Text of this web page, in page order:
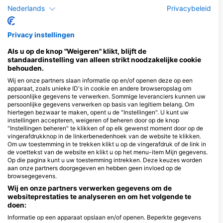
Duikcentra die deze duiklocatie
verzorgen
LA TORTUE DIVE CENTER
Masaplod Norte, dauin, 6217 Dauin,
Silver Reef Dive Resort
KM 21 National Highway, 6217
Dauin, Negros - Filippijn
KIM’S DIVE REORT
Masaplud, 6217 Dauin,
Negros - Filippijn
Nederlands Privacybeleid
Privacy instellingen
Als u op de knop "Weigeren" klikt, blijft de
standaardinstelling van alleen strikt noodzakelijke cookie
behouden.
Wij en onze partners slaan informatie op en/of openen deze op een
apparaat, zoals unieke ID's in cookie en andere browseropslag om
persoonlijke gegevens te verwerken. Sommige leveranciers kunnen uw
persoonlijke gegevens verwerken op basis van legitiem belang. Om
hiertegen bezwaar te maken, opent u de "Instellingen". U kunt uw
instellingen accepteren, weigeren of beheren door op de knop
"Instellingen beheren" te klikken of op elk gewenst moment door op de
vingerafdrukknop in de linkerbenedenhoek van de website te klikken.
Om uw toestemming in te trekken klikt u op de vingerafdruk of de link in
de voettekst van de website en klikt u op het menu-item Mijn gegevens.
Op die pagina kunt u uw toestemming intrekken. Deze keuzes worden
aan onze partners doorgegeven en hebben geen invloed op de
browsegegevens.
Wij en onze partners verwerken gegevens om de
websiteprestaties te analyseren en om het volgende te
doen:
Informatie op een apparaat opslaan en/of openen. Beperkte gegevens